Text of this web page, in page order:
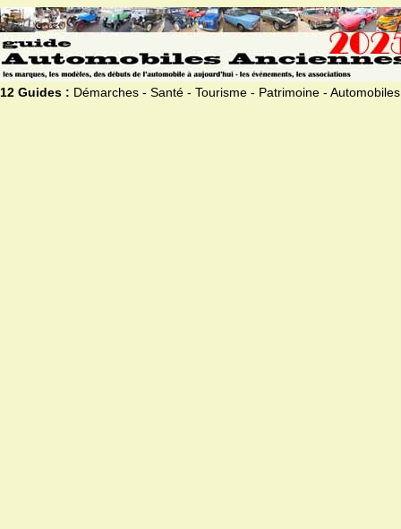
12 Guides : Démarches - Santé - Tourisme - Patrimoine - Automobiles